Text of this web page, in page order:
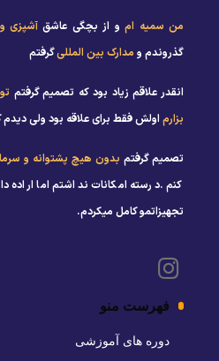
من سمیه امو از بچگی عاشق آشپزی
گذروندم و مدارک بین المللیگرفتم
انقدر علاقم زیاد بود که تصمیم گرفتم
بزارم اولش فقط برای علاقه بود ولی
تصمیم گرفتم بدون هیچ پشتوانه و
کنم .درسته امکانات نداشتم اما
تجهیزاتمو کامل میکردم.
فهرست منو
دوره های آموزشی